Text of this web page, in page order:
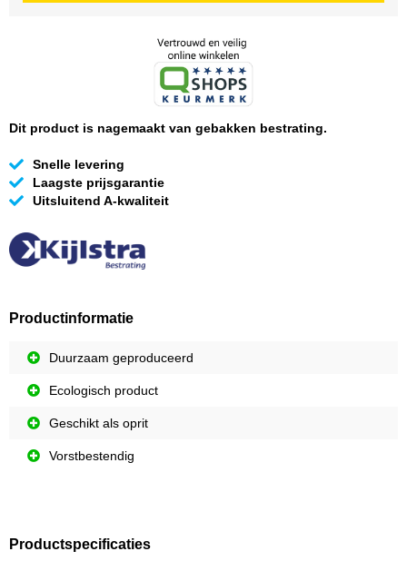
Dit product is nagemaakt van gebakken bestrating.
Snelle levering
Laagste prijsgarantie
Uitsluitend A-kwaliteit
Productinformatie
Duurzaam geproduceerd
Ecologisch product
Geschikt als oprit
Vorstbestendig
Productspecificaties